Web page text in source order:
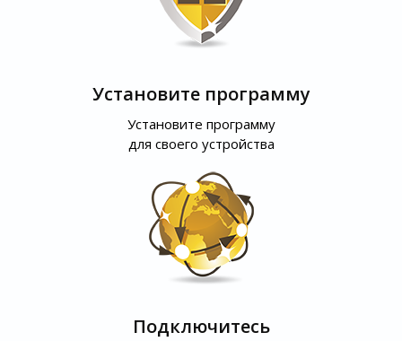
Установите программу
Установите программу
для своего устройства
Подключитесь